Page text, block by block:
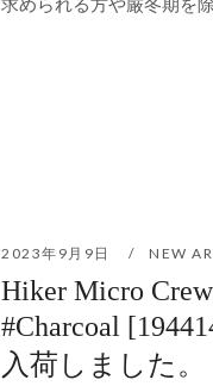
2023年9月9日 NEW
Hiker Micro
#Charcoal
入荷しました。